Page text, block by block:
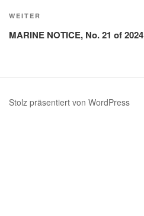
Nächster
Beitrag
WEITER
MARINE NOTICE, No. 21 of 2024
Stolz präsentiert von WordPress